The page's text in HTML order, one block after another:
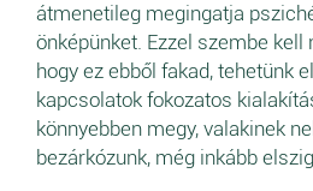
átmenetileg megingatja
önképünket. Ezzel szembe kell
hogy ez ebből fakad, tehetünk
kapcsolatok fokozatos
könnyebben megy, valakinek
bezárkózunk, még inkább